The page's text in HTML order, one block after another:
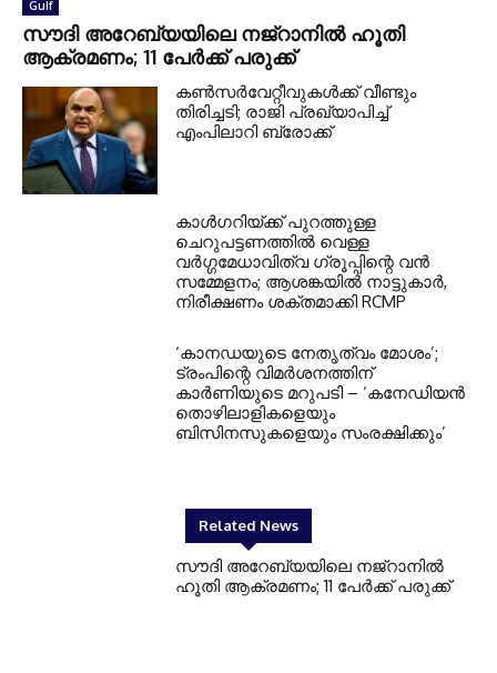
Gulf
സൗദി അറേബ്യയിലെ നജ്റാനില്‍ ഹൂതി
ആക്രമണം; 11 പേര്‍ക്ക് പരുക്ക്
കണ്‍സര്‍വേറ്റീവുകള്‍ക്ക് വീണ്ടും
തിരിച്ചടി; രാജി പ്രഖ്യാപിച്ച്
എംപിലാറി ബ്രോക്ക്
കാൾഗറിയ്ക്ക് പുറത്തുള്ള
ചെറുപട്ടണത്തിൽ വെള്ള
വർഗ്ഗമേധാവിത്വ ഗ്രൂപ്പിന്റെ വൻ
സമ്മേളനം; ആശങ്കയിൽ നാട്ടുകാർ,
നിരീക്ഷണം ശക്തമാക്കി RCMP
‘കാനഡയുടെ നേതൃത്വം മോശം’;
ട്രംപിന്റെ വിമർശനത്തിന്
കാർണിയുടെ മറുപടി – ‘കനേഡിയൻ
തൊഴിലാളികളെയും
ബിസിനസുകളെയും സംരക്ഷിക്കും’
Related News
സൗദി അറേബ്യയിലെ നജ്റാനില്‍
ഹൂതി ആക്രമണം; 11 പേര്‍ക്ക് പരുക്ക്